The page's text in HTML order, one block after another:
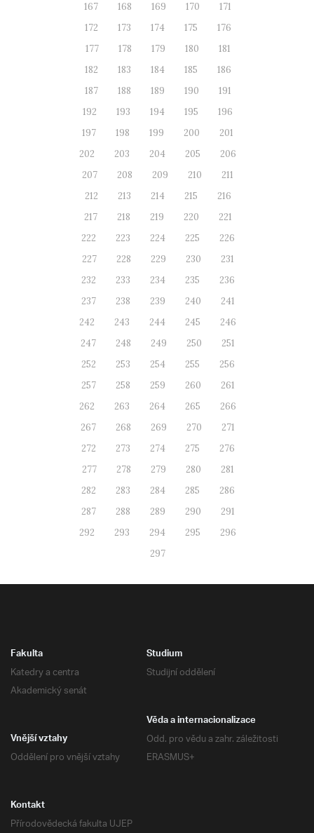
167
168 169 170
171
172
173 174 175
176
177
178 179 180
181
182
183 184 185
186
187
188 189 190
191
192
193 194 195
196
197
198 199 200
201
202
203 204 205
206
207
208 209 210
211
212
213 214 215
216
217
218 219 220
221
222
223 224 225
226
227
228 229 230
231
232
233 234 235
236
237
238 239 240
241
242
243 244 245
246
247
248 249 250
251
252
253 254 255
256
257
258 259 260
261
262
263 264 265
266
267
268 269 270
271
272
273 274 275
276
277
278 279 280
281
282
283 284 285
286
287
288 289 290
291
292
293 294 295
296
297
Fakulta
Katedry a centra
Akademický senát
Studium
Studijní oddělení
Věda a internacionalizace
Odd. pro vědu a zahr. záležitosti
ERASMUS+
Vnější vztahy
Oddělení pro vnější vztahy
Kontakt
Přírodovědecká fakulta UJEP